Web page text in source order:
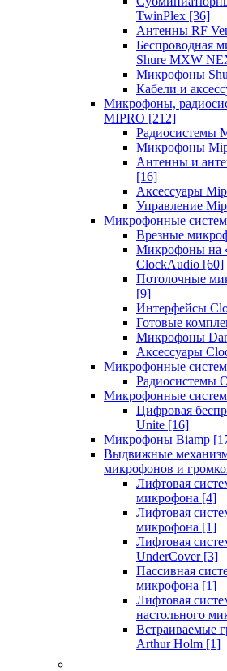
TwinPlex [36]
Антенны RF
Беспроводная
Shure MXW
Микрофоны
Кабели и
Микрофоны,
MIPRO [212]
Радиосистемы
Микрофоны
Антенны и
[16]
Аксессуары
Управление
Микрофонные
Врезные
Микрофоны на
ClockAudio [60]
Потолочные
[9]
Интерфейсы
Готовые
Микрофоны
Аксессуары
Микрофонные
Радиосистемы
Микрофонные
Цифровая
Unite [16]
Микрофоны Biamp
Выдвижные
микрофонов и
Лифтовая
микрофона [4]
Лифтовая
микрофона [1]
Лифтовая
UnderCover [3]
Пассивная
микрофона [1]
Лифтовая
настольного
Встраиваемые
Arthur Holm [1]